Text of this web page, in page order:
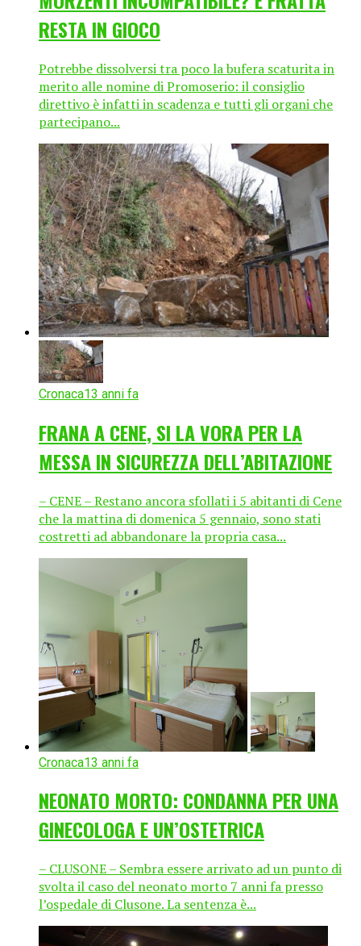
RESTA IN GIOCO
Potrebbe dissolversi tra poco la bufera scaturita in
merito alle nomine di Promoserio: il consiglio
direttivo è infatti in scadenza e tutti gli organi che
partecipano...
Cronaca13 anni fa
FRANA A CENE, SI LA VORA PER LA
MESSA IN SICUREZZA DELL’ABITAZIONE
– CENE – Restano ancora sfollati i 5 abitanti di Cene
che la mattina di domenica 5 gennaio, sono stati
costretti ad abbandonare la propria casa...
Cronaca13 anni fa
NEONATO MORTO: CONDANNA PER UNA
GINECOLOGA E UN’OSTETRICA
– CLUSONE – Sembra essere arrivato ad un punto di
svolta il caso del neonato morto 7 anni fa presso
l’ospedale di Clusone. La sentenza è...